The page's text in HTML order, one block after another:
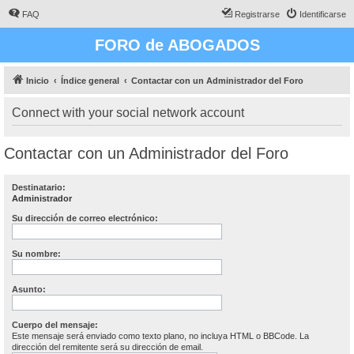
FAQ Identificarse
Registrarse
FORO de ABOGADOS
Inicio Índice general Contactar con un Administrador del Foro
Connect with your social network account
Contactar con un Administrador del Foro
Destinatario:
Administrador
Su dirección de correo electrónico:
Su nombre:
Asunto:
Cuerpo del mensaje:
Este mensaje será enviado como texto plano, no incluya HTML o BBCode. La
dirección del remitente será su dirección de email.